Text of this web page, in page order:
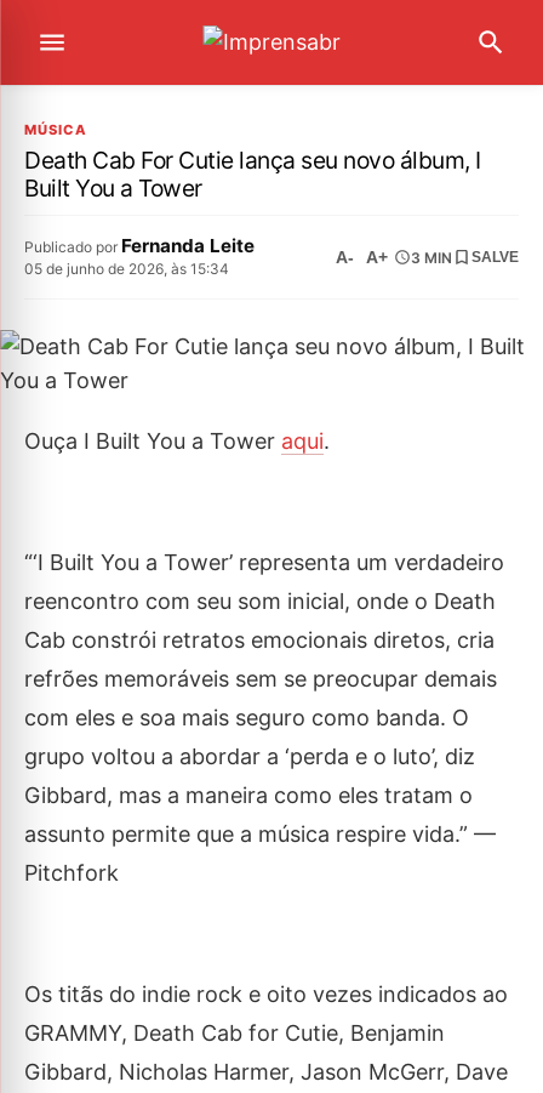
MÚSICA
Death Cab For Cutie lança seu novo álbum, I
Built You a Tower
Publicado por Fernanda Leite
05 de junho de 2026, às 15:34
A- A+ 3 MIN SALVE
Ouça I Built You a Tower aqui.
“‘I Built You a Tower’ representa um verdadeiro
reencontro com seu som inicial, onde o Death
Cab constrói retratos emocionais diretos, cria
refrões memoráveis sem se preocupar demais
com eles e soa mais seguro como banda. O
grupo voltou a abordar a ‘perda e o luto’, diz
Gibbard, mas a maneira como eles tratam o
assunto permite que a música respire vida.” —
Pitchfork
Os titãs do indie rock e oito vezes indicados ao
GRAMMY, Death Cab for Cutie, Benjamin
Gibbard, Nicholas Harmer, Jason McGerr, Dave